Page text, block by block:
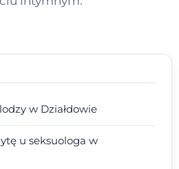
w Działdowie
u seksuologa w